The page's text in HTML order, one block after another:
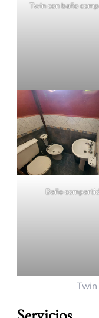
Twin con baño
Baño
Twin